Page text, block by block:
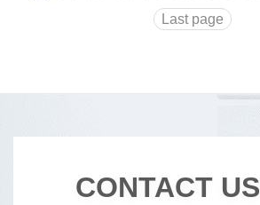
Last page
CONTACT US